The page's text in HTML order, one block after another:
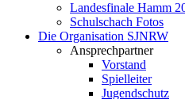
Landesfinale Hamm
Schulschach Fotos
Die Organisation SJNRW
Ansprechpartner
Vorstand
Spielleiter
Jugendschutz